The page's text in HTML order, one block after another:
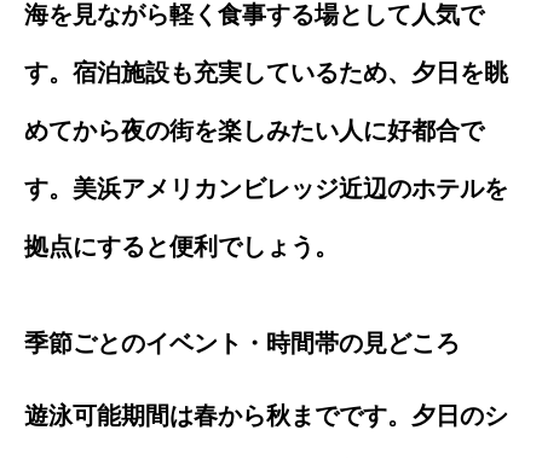
海を見ながら軽く食事する場として人気で
す。宿泊施設も充実しているため、夕日を眺
めてから夜の街を楽しみたい人に好都合で
す。美浜アメリカンビレッジ近辺のホテルを
拠点にすると便利でしょう。
季節ごとのイベント・時間帯の見どころ
遊泳可能期間は春から秋までです。夕日のシ